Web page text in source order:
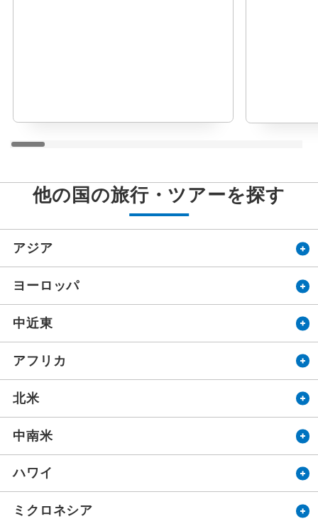
他の国の旅行・ツアーを探す
アジア
ヨーロッパ
中近東
アフリカ
北米
中南米
ハワイ
ミクロネシア